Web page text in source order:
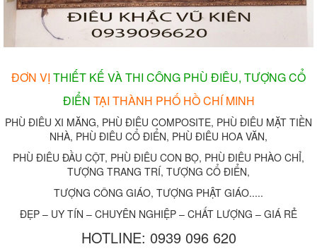
ĐƠN VỊ THIẾT KẾ VÀ THI CÔNG PHÙ ĐIÊU, TƯỢNG CỔ
ĐIỂN TẠI THÀNH PHỐ HỒ CHÍ MINH
PHÙ ĐIÊU XI MĂNG, PHÙ ĐIÊU COMPOSITE, PHÙ ĐIÊU MẶT TIỀN
NHÀ, PHÙ ĐIÊU CỔ ĐIỂN, PHÙ ĐIÊU HOA VĂN,
PHÙ ĐIÊU ĐẦU CỘT, PHÙ ĐIÊU CON BỌ, PHÙ ĐIÊU PHÀO CHỈ,
TƯỢNG TRANG TRÍ, TƯỢNG CỔ ĐIỂN,
TƯỢNG CÔNG GIÁO, TƯỢNG PHẬT GIÁO.....
ĐẸP – UY TÍN – CHUYÊN NGHIỆP – CHẤT LƯỢNG – GIÁ RẺ
HOTLINE: 0939 096 620